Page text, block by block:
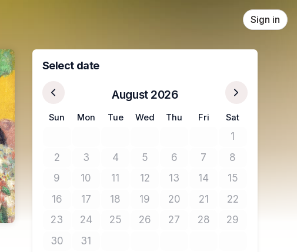
Sign in
Select date
August 2026
Sun Mon Tue Wed Thu Fri Sat
1No tickets
2No tickets available
3No tickets available
4No tickets available
5No tickets available
6No tickets available
7No tickets available
8No tickets
9No tickets available
10No tickets available
11No tickets available
12No tickets available
13No tickets available
14No tickets available
15No tickets
16No tickets available
17No tickets available
18No tickets available
19No tickets available
20No tickets available
21No tickets available
22No tickets
23No tickets available
24No tickets available
25No tickets available
26No tickets available
27No tickets available
28No tickets available
29No tickets
30No tickets available
31No tickets available